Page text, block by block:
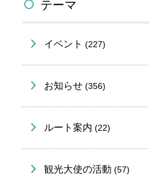
テーマ
イベント (227)
お知らせ (356)
ルート案内 (22)
観光大使の活動 (57)